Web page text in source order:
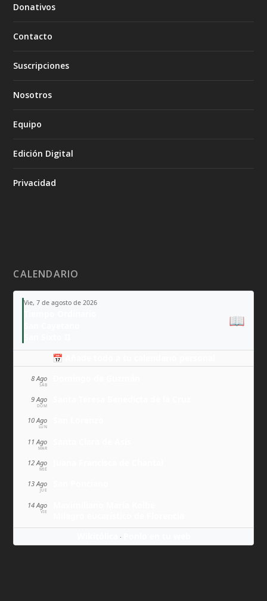
Donativos
Contacto
Suscripciones
Nosotros
Equipo
Edición Digital
Privacidad
CALENDARIO
Vie, 7 de agosto de 2026
📖
📅 Añade todo a tu calendario personal
8 Ago
SÁB
9 Ago
DOM
10 Ago
LUN
11 Ago
MAR
12 Ago
MIÉ
13 Ago
JUE
14 Ago
VIE
·